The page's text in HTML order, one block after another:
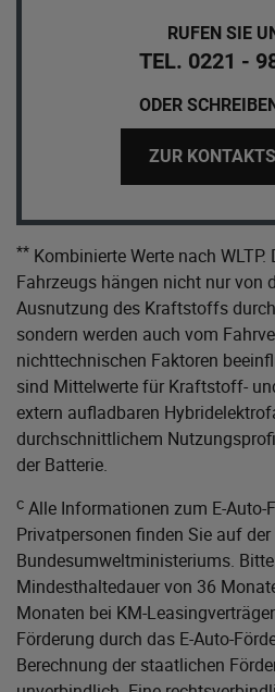
RUFEN SIE
TEL. 0221 -
ODER
ZUR
** Kombinierte Werte nach WLTP.
Fahrzeugs hängen nicht nur von
Ausnutzung des Kraftstoffs
sondern werden auch vom
nichttechnischen Faktoren
sind Mittelwerte für Kraftstoff-
extern aufladbaren
durchschnittlichem
der Batterie.
c Alle Informationen zum E-
Privatpersonen finden Sie auf
Bundesumweltministeriums.
Mindesthaltedauer von 36
Monaten bei KM-
Förderung durch das E-Auto-
Berechnung der staatlichen